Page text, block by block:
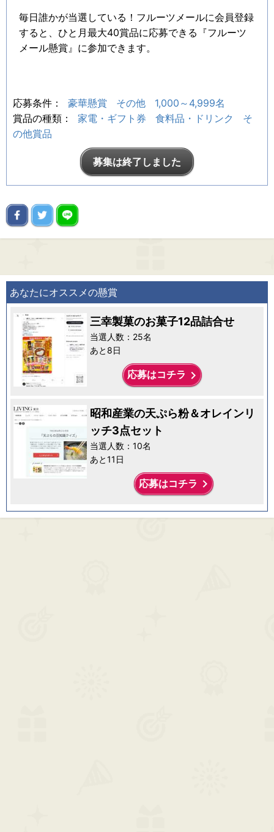
毎日誰かが当選している！フルーツメールに会員登録
すると、ひと月最大40賞品に応募できる『フルーツ
メール懸賞』に参加できます。
応募条件： 豪華懸賞 その他
1,000～4,999名
賞品の種類：
家電・ギフト券 食料品・ドリンク
そ
の他賞品
募集は終了しました
あなたにオススメの懸賞
三幸製菓のお菓子12品詰合せ
当選人数：25名
あと8日
応募はコチラ keyboard_arrow_right
昭和産業の天ぷら粉＆オレインリ
ッチ3点セット
当選人数：10名
あと11日
応募はコチラ keyboard_arrow_right